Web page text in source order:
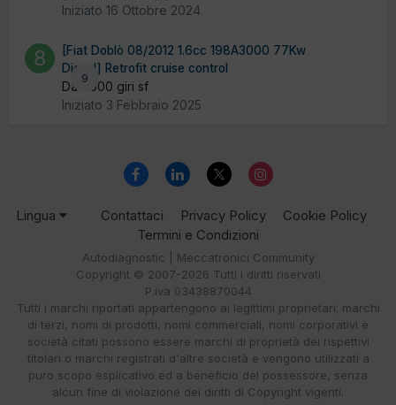
Iniziato 16 Ottobre 2024
9
[Fiat Doblò 08/2012 1.6cc 198A3000 77Kw
Diesel] Retrofit cruise control
Da 8000 giri sf
Iniziato 3 Febbraio 2025
Lingua Contattaci Privacy Policy
Cookie Policy
Termini e Condizioni
Autodiagnostic | Meccatronici Community
Copyright © 2007-2026 Tutti i diritti riservati
P.iva 03438870044
Tutti i marchi riportati appartengono ai legittimi proprietari; marchi
di terzi, nomi di prodotti, nomi commerciali, nomi corporativi e
società citati possono essere marchi di proprietà dei rispettivi
titolari o marchi registrati d'altre società e vengono utilizzati a
puro scopo esplicativo ed a beneficio del possessore, senza
alcun fine di violazione dei diritti di Copyright vigenti.